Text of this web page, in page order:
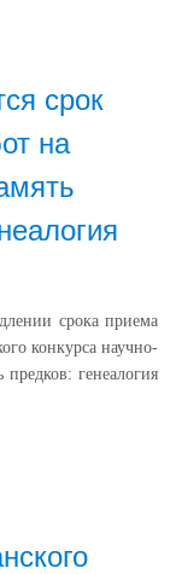
срок
на
срока приема
конкурса научно-
генеалогия